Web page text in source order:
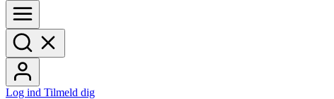
Log ind Tilmeld dig